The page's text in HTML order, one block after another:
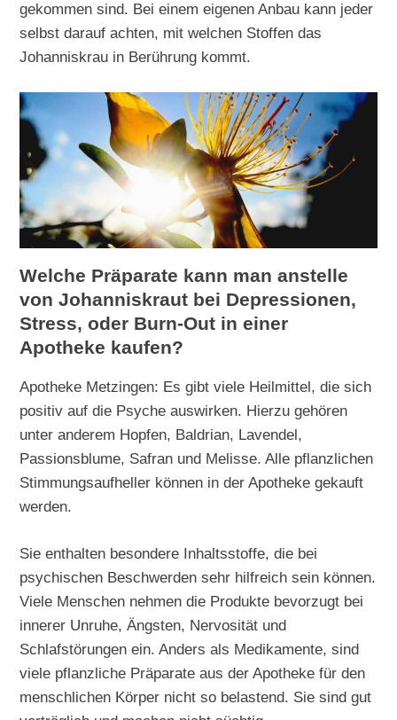
gekommen sind. Bei einem eigenen Anbau kann jeder
selbst darauf achten, mit welchen Stoffen das
Johanniskrau in Berührung kommt.
Welche Präparate kann man anstelle
von Johanniskraut bei Depressionen,
Stress, oder Burn-Out in einer
Apotheke kaufen?
Apotheke Metzingen: Es gibt viele Heilmittel, die sich
positiv auf die Psyche auswirken. Hierzu gehören
unter anderem Hopfen, Baldrian, Lavendel,
Passionsblume, Safran und Melisse. Alle pflanzlichen
Stimmungsaufheller können in der Apotheke gekauft
werden.
Sie enthalten besondere Inhaltsstoffe, die bei
psychischen Beschwerden sehr hilfreich sein können.
Viele Menschen nehmen die Produkte bevorzugt bei
innerer Unruhe, Ängsten, Nervosität und
Schlafstörungen ein. Anders als Medikamente, sind
viele pflanzliche Präparate aus der Apotheke für den
menschlichen Körper nicht so belastend. Sie sind gut